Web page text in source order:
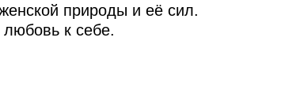
природы и её сил.
к себе.